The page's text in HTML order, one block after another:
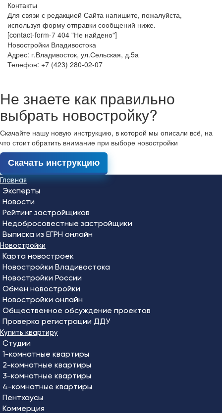
Контакты
Для связи с редакцией Сайта напишите, пожалуйста,
используя форму отправки сообщений ниже.
[contact-form-7 404 "Не найдено"]
Новостройки Владивостока
Адрес: г.Владивосток, ул.Сельская, д.5а
Телефон: +7 (423) 280-02-07
Не знаете как правильно
выбрать новостройку?
Скачайте нашу новую инструкцию, в которой мы описали всё, на
что стоит обратить внимание при выборе новостройки
Скачать инструкцию
Главная
Эксперты
Новости
Рейтинг застройщиков
Недобросовестные застройщики
Выписка из ЕГРН онлайн
Новостройки
Карта новостроек
Новостройки Владивостока
Новостройки России
Обмен новостройки
Новостройки онлайн
Общественное обсуждение проектов
Проверка регистрации ДДУ
Купить квартиру
Студии
1-комнатные квартиры
2-комнатные квартиры
3-комнатные квартиры
4-комнатные квартиры
Пентхаусы
Коммерция